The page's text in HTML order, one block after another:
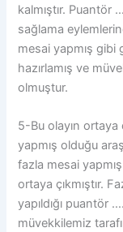
kalmıştır. Puantör
sağlama
mesai yapmış gibi
hazırlamış ve
olmuştur.
5-Bu olayın ortaya
yapmış olduğu
fazla mesai
ortaya çıkmıştır.
yapıldığı puantör
müvekkilemiz